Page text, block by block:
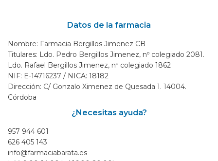
Datos de la farmacia
Nombre: Farmacia Bergillos Jimenez CB
Titulares: Ldo. Pedro Bergillos Jimenez, nº colegiado 2081.
Ldo. Rafael Bergillos Jimenez, nº colegiado 1862
NIF: E-14716237 / NICA: 18182
Dirección: C/ Gonzalo Ximenez de Quesada 1. 14004.
Córdoba
¿Necesitas ayuda?
957 944 601
626 405 143
info@farmaciabarata.es